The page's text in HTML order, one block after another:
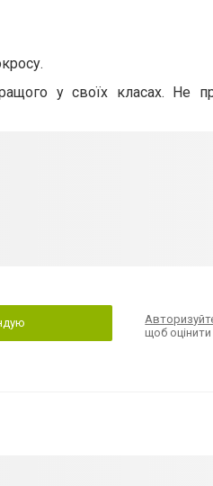
у своїх класах. Не
щоб